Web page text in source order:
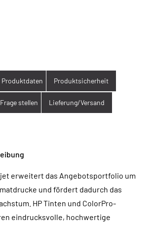
Produktdaten Produktsicherheit
Frage stellen Lieferung/Versand
erweitert das Angebotsportfolio um
und fördert dadurch das
HP Tinten und ColorPro-
eindrucksvolle, hochwertige